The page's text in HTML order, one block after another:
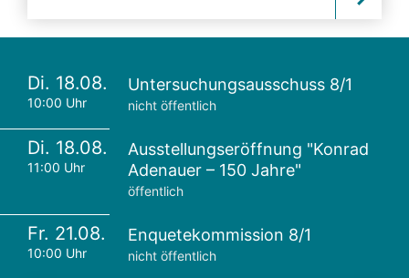
Di. 18.08.
10:00 Uhr
Untersuchungsausschuss 8/1
nicht öffentlich
Di. 18.08.
11:00 Uhr
Ausstellungseröffnung "Konrad
Adenauer – 150 Jahre"
öffentlich
Fr. 21.08.
10:00 Uhr
Enquetekommission 8/1
nicht öffentlich